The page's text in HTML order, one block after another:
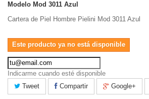
Modelo Mod 3011 Azul
Cartera de Piel Hombre Pielini Mod 3011 Azul
Este producto ya no está disponible
Indicarme cuando esté disponible
Tweet
Compartir Google+